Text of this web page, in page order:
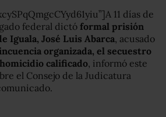
11 días de
federal dictó formal prisión
Iguala, José Luis Abarca, acusado
organizada, el secuestro
calificado, informó este
el Consejo de la Judicatura